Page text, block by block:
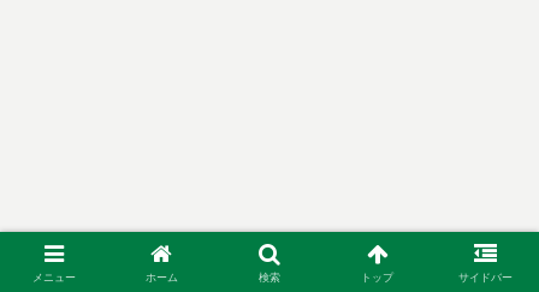
メニュー ホーム 検索 トップ サイドバー